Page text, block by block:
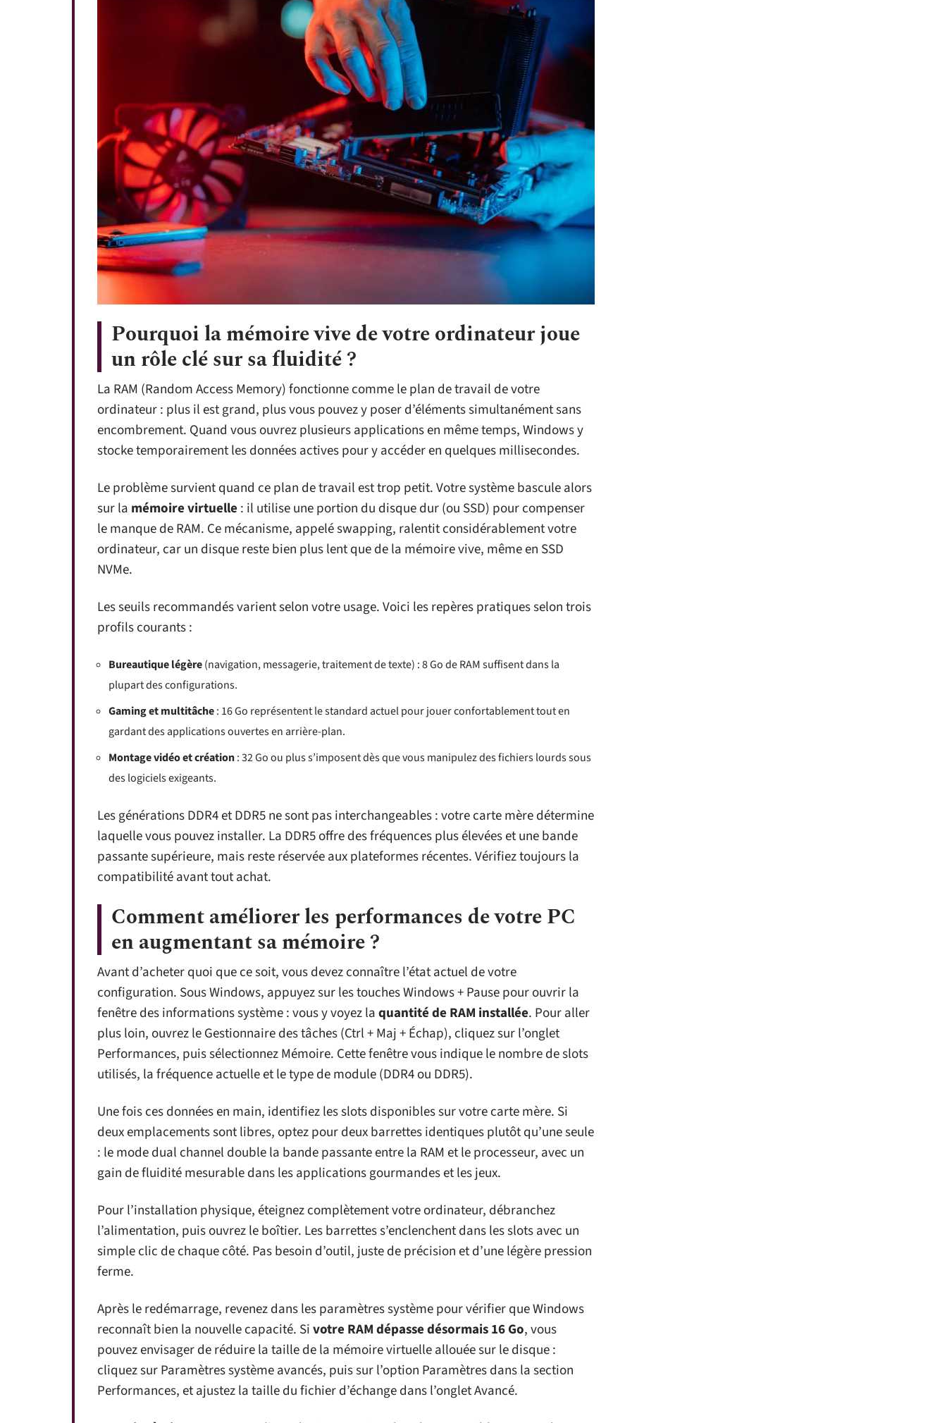
Pourquoi la mémoire vive de votre ordinateur joue
un rôle clé sur sa fluidité ?
La RAM (Random Access Memory) fonctionne comme le plan de travail de votre
ordinateur : plus il est grand, plus vous pouvez y poser d’éléments simultanément sans
encombrement. Quand vous ouvrez plusieurs applications en même temps, Windows y
stocke temporairement les données actives pour y accéder en quelques millisecondes.
Le problème survient quand ce plan de travail est trop petit. Votre système bascule alors
sur la mémoire virtuelle : il utilise une portion du disque dur (ou SSD) pour compenser
le manque de RAM. Ce mécanisme, appelé swapping, ralentit considérablement votre
ordinateur, car un disque reste bien plus lent que de la mémoire vive, même en SSD
NVMe.
Les seuils recommandés varient selon votre usage. Voici les repères pratiques selon trois
profils courants :
Bureautique légère(navigation, messagerie, traitement de texte) : 8 Go de RAM suffisent dans la
plupart des configurations.
Gaming et multitâche: 16 Go représentent le standard actuel pour jouer confortablement tout en
gardant des applications ouvertes en arrière-plan.
Montage vidéo et création: 32 Go ou plus s’imposent dès que vous manipulez des fichiers lourds sous
des logiciels exigeants.
Les générations DDR4 et DDR5 ne sont pas interchangeables : votre carte mère détermine
laquelle vous pouvez installer. La DDR5 offre des fréquences plus élevées et une bande
passante supérieure, mais reste réservée aux plateformes récentes. Vérifiez toujours la
compatibilité avant tout achat.
Comment améliorer les performances de votre PC
en augmentant sa mémoire ?
Avant d’acheter quoi que ce soit, vous devez connaître l’état actuel de votre
configuration. Sous Windows, appuyez sur les touches Windows + Pause pour ouvrir la
fenêtre des informations système : vous y voyez laquantité de RAM installée. Pour aller
plus loin, ouvrez le Gestionnaire des tâches (Ctrl + Maj + Échap), cliquez sur l’onglet
Performances, puis sélectionnez Mémoire. Cette fenêtre vous indique le nombre de slots
utilisés, la fréquence actuelle et le type de module (DDR4 ou DDR5).
Une fois ces données en main, identifiez les slots disponibles sur votre carte mère. Si
deux emplacements sont libres, optez pour deux barrettes identiques plutôt qu’une seule
: le mode dual channel double la bande passante entre la RAM et le processeur, avec un
gain de fluidité mesurable dans les applications gourmandes et les jeux.
Pour l’installation physique, éteignez complètement votre ordinateur, débranchez
l’alimentation, puis ouvrez le boîtier. Les barrettes s’enclenchent dans les slots avec un
simple clic de chaque côté. Pas besoin d’outil, juste de précision et d’une légère pression
ferme.
Après le redémarrage, revenez dans les paramètres système pour vérifier que Windows
reconnaît bien la nouvelle capacité. Sivotre RAM dépasse désormais 16 Go, vous
pouvez envisager de réduire la taille de la mémoire virtuelle allouée sur le disque :
cliquez sur Paramètres système avancés, puis sur l’option Paramètres dans la section
Performances, et ajustez la taille du fichier d’échange dans l’onglet Avancé.